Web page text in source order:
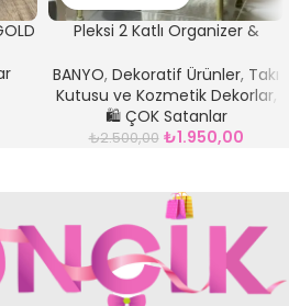
Pleksi 2 Katlı Organizer &
BANYO, Dekoratif Ürünler, Takı
Kutusu ve Kozmetik Dekorlar,
🛍️ ÇOK Satanlar
₺2.500,00 ₺1.950,00